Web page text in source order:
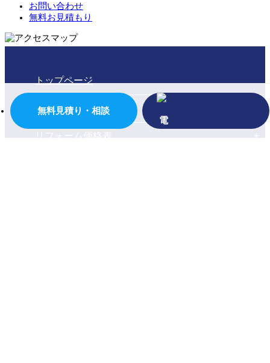
無料見積り・相談
お問い合わせ
無料お見積もり
トップページ
会社案内